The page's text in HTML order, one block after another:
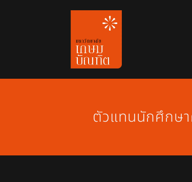
ตัวแทนนักศึกษ